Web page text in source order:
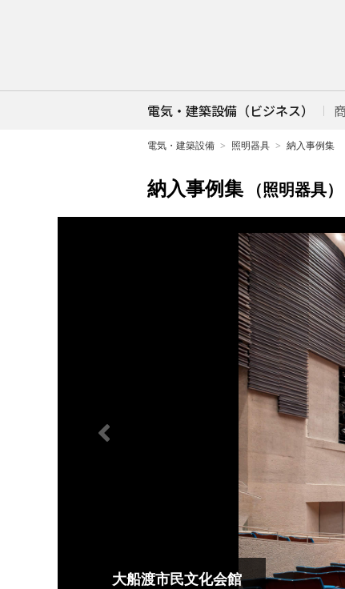
電気・建築設備（ビジネス）
電気・建築設備 照明器具 納入事例集
納入事例集 （照明器具）
大船渡市民文化会館